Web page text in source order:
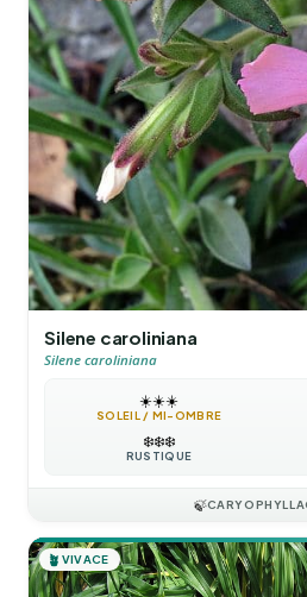
Silene caroliniana
Silene caroliniana
☀️☀️☀️
SOLEIL / MI-OMBRE
❄️❄️❄️
RUSTIQUE
🍃
🪴 VIVACE